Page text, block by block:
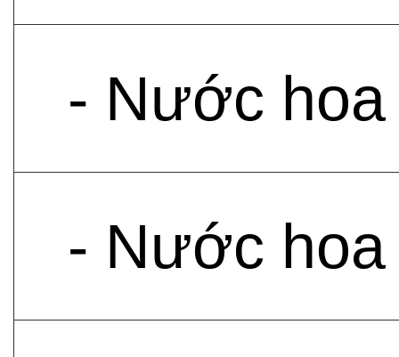
- Nước
- Nước